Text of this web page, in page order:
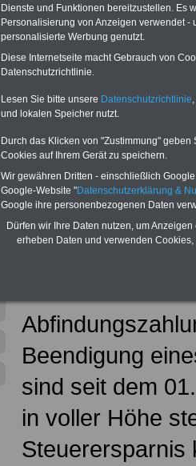
.>>>NEU aufgelegt März 2025
Steuer A - B - C
Beendigung
sind seit dem
in voller Höhe
Steuerersparnis
Dienste und Funktionen bereitzustellen. Es
Personalisierung von Anzeigen verwendet
personalisierte Werbung genutzt.
Diese Internetseite macht Gebrauch von
Datenschutzrichtlinie.
Lesen Sie bitte unsere Datenschutzrichtlinie
und lokalen Speicher nutzt.
Durch das Klicken von "Zustimmung"
Cookies auf Ihrem Gerät zu speichern.
Wir gewähren Dritten - einschließlich
Google-Website "Datenschutzerklärung &
Google ihre personenbezogenen Daten
Dürfen wir Ihre Daten nutzen, um
erheben Daten und verwenden